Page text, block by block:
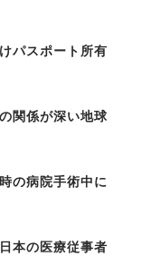
パスポート所有
関係が深い地球
の病院手術中に
本の医療従事者